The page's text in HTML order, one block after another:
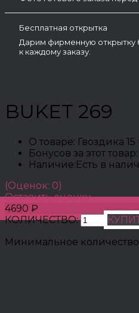
Бесплатная открытка
Дарим фирменную открытку
к каждому заказу.
BUKET 269
О товаре: Гвоздика
Бонусов за этот товар:
Наличие:Есть в
(Оценок: 0)
Оставить оценку
4690 ₽
КОЛИЧЕСТВО:
Минимальное количество